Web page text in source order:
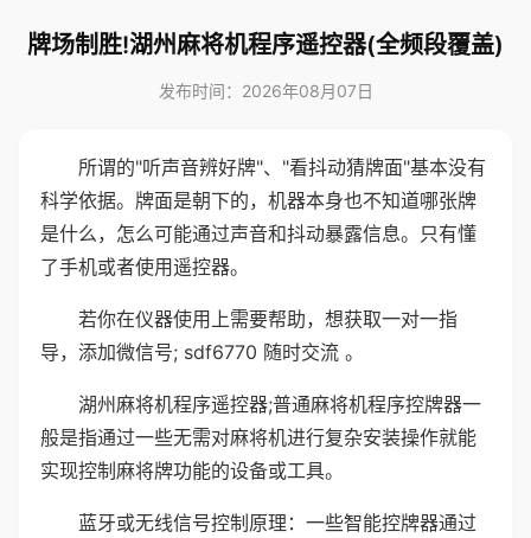
牌场制胜!湖州麻将机程序遥控器(全频段覆盖)
发布时间：2026年08月07日
所谓的"听声音辨好牌"、"看抖动猜牌面"基本没有
科学依据。牌面是朝下的，机器本身也不知道哪张牌
是什么，怎么可能通过声音和抖动暴露信息。只有懂
了手机或者使用遥控器。
若你在仪器使用上需要帮助，想获取一对一指
导，添加微信号; sdf6770 随时交流 。
湖州麻将机程序遥控器;普通麻将机程序控牌器一
般是指通过一些无需对麻将机进行复杂安装操作就能
实现控制麻将牌功能的设备或工具。
蓝牙或无线信号控制原理：一些智能控牌器通过